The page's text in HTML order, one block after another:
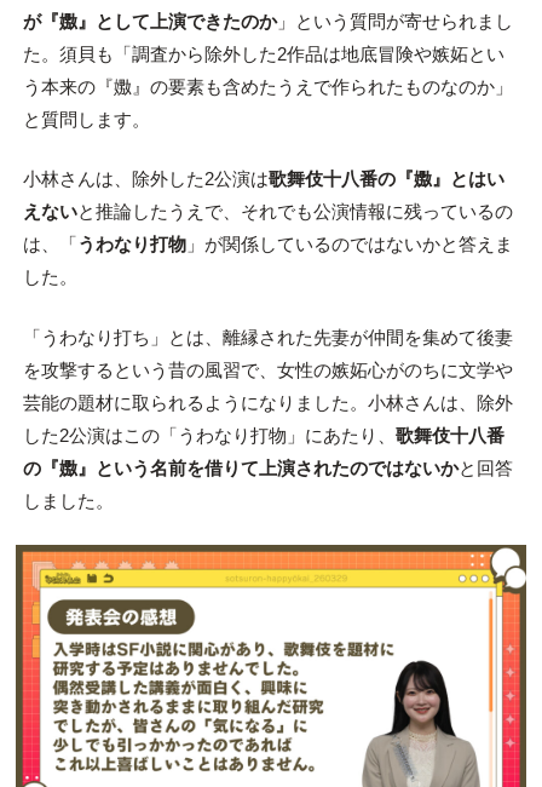
が『嫐』として上演できたのか」という質問が寄せられまし
た。須貝も「調査から除外した2作品は地底冒険や嫉妬とい
う本来の『嫐』の要素も含めたうえで作られたものなのか」
と質問します。
小林さんは、除外した2公演は歌舞伎十八番の『嫐』とはい
えないと推論したうえで、それでも公演情報に残っているの
は、「うわなり打物」が関係しているのではないかと答えま
した。
「うわなり打ち」とは、離縁された先妻が仲間を集めて後妻
を攻撃するという昔の風習で、女性の嫉妬心がのちに文学や
芸能の題材に取られるようになりました。小林さんは、除外
した2公演はこの「うわなり打物」にあたり、 歌舞伎十八番
の『嫐』という名前を借りて上演されたのではないかと回答
しました。